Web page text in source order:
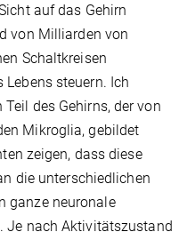
auf das Gehirn
von Milliarden von
Schaltkreisen
Lebens steuern. Ich
des Gehirns, der von
Mikroglia, gebildet
zeigen, dass diese
die unterschiedlichen
ganze neuronale
Je nach Aktivitätszustand